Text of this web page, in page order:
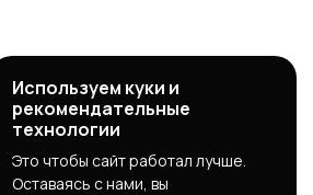
Используем куки и
рекомендательные
технологии
Это чтобы сайт работал лучше.
Оставаясь с нами, вы